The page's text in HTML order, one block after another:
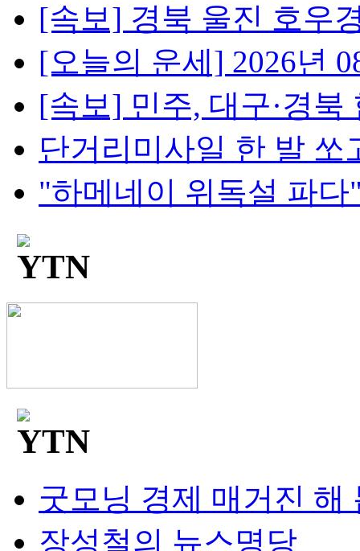
[속보] 경북 울진 호우
[오늘의 운세] 2026년
[속보] 민주, 대구·경북
단거리미사일 한 발 쏘
"하메네이 위독설 파다
굿모닝 경제 매거진 해
장성철의 뉴스명당